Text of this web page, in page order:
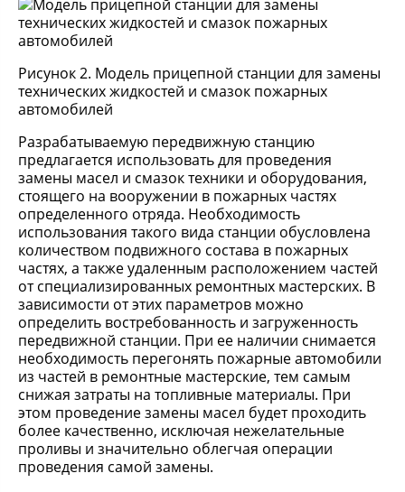
Рисунок 2. Модель прицепной станции для замены
технических жидкостей и смазок пожарных
автомобилей
Разрабатываемую передвижную станцию
предлагается использовать для проведения
замены масел и смазок техники и оборудования,
стоящего на вооружении в пожарных частях
определенного отряда. Необходимость
использования такого вида станции обусловлена
количеством подвижного состава в пожарных
частях, а также удаленным расположением частей
от специализированных ремонтных мастерских. В
зависимости от этих параметров можно
определить востребованность и загруженность
передвижной станции. При ее наличии снимается
необходимость перегонять пожарные автомобили
из частей в ремонтные мастерские, тем самым
снижая затраты на топливные материалы. При
этом проведение замены масел будет проходить
более качественно, исключая нежелательные
проливы и значительно облегчая операции
проведения самой замены.